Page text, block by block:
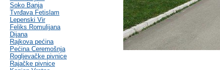
Soko Banja
Tvrđava Fetislam
Lepenski Vir
Feliks Romulijana
Dijana
Rajkova pećina
Pećina Ceremošnja
Rogljevačke pivnice
Rajačke pivnice